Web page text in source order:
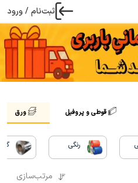
ثبت‌نام / ورود
قوطی و پروفیل ورق
رنگی
مرتب‌سازی